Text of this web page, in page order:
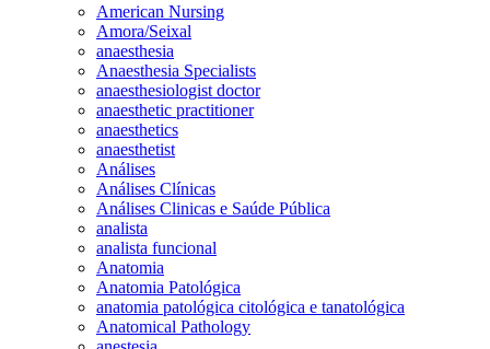
American Nursing
Amora/Seixal
anaesthesia
Anaesthesia Specialists
anaesthesiologist doctor
anaesthetic practitioner
anaesthetics
anaesthetist
Análises
Análises Clínicas
Análises Clinicas e Saúde Pública
analista
analista funcional
Anatomia
Anatomia Patológica
anatomia patológica citológica e tanatológica
Anatomical Pathology